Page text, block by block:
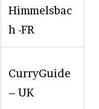
Himmelsbac
h -FR
CurryGuide
– UK